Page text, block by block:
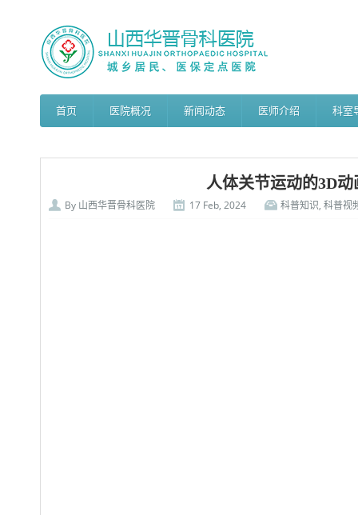
首页 医院概况 新闻动态 医师介绍 科室
人体关节运动的3D动
By 山西华晋骨科医院 17 Feb, 2024 科普知识, 科普视